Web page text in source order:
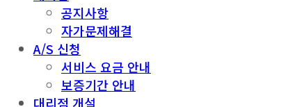
공지사항
자가문제해결
A/S 신청
서비스 요금 안내
보증기간 안내
대리점 개설